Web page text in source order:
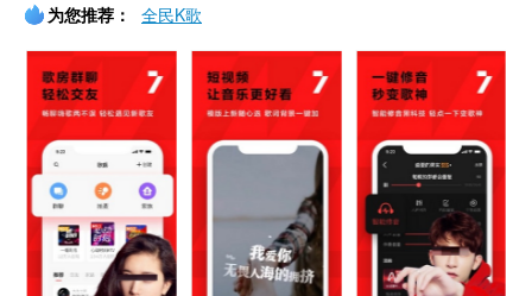
为您推荐： 全民K歌